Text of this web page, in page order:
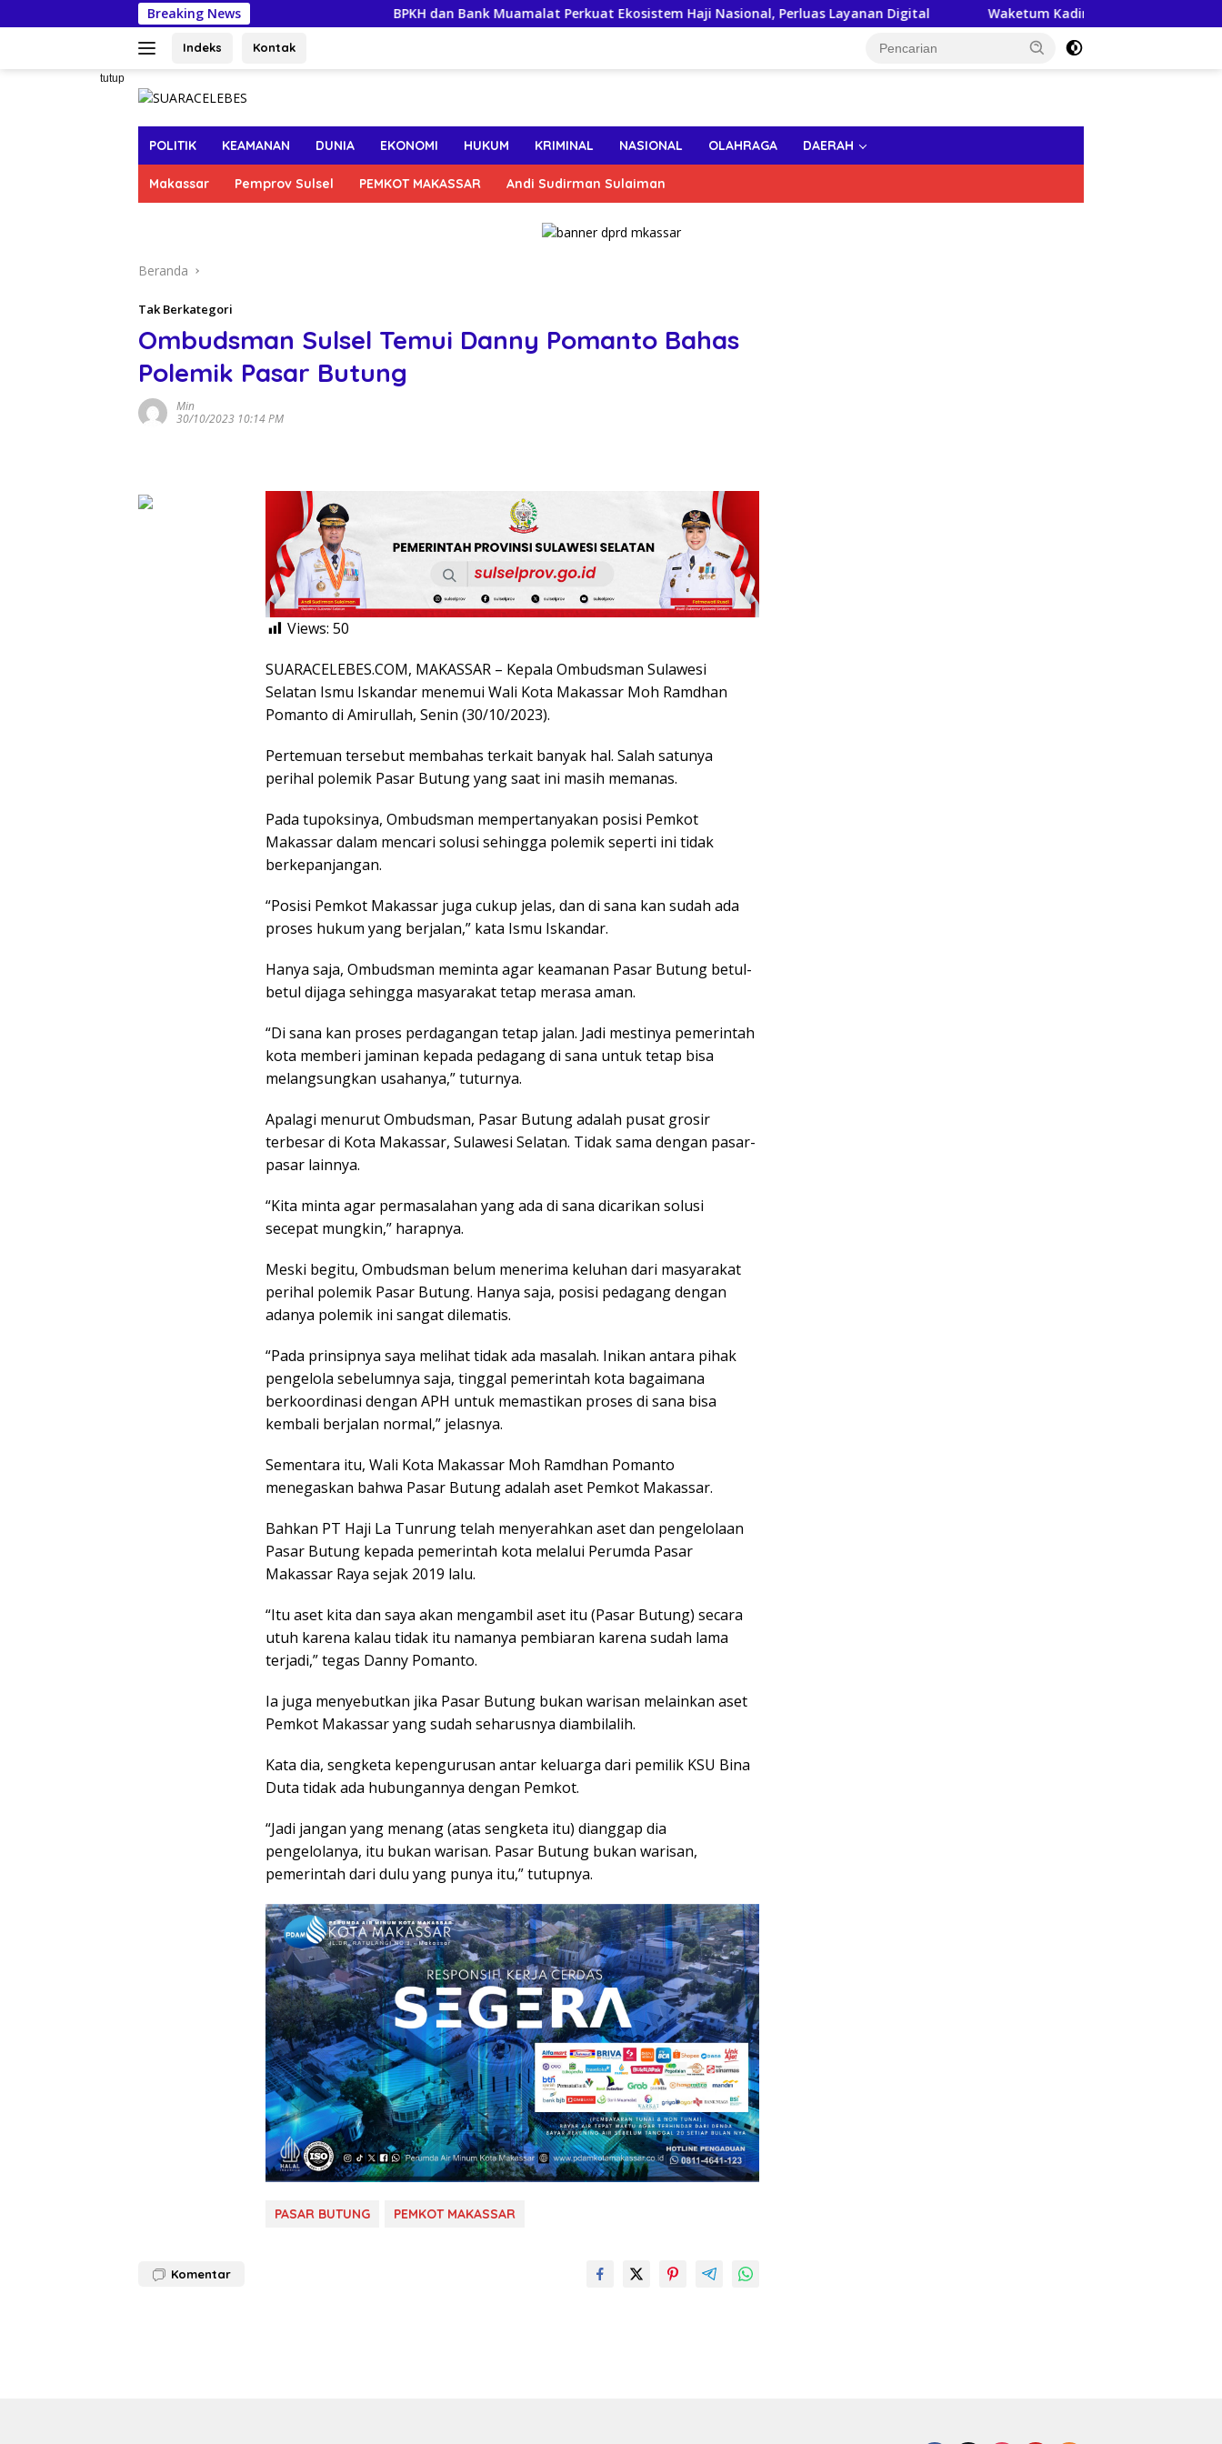
ke
Breaking News BPKH dan Bank Muamalat Perkuat Ekosistem Haji Nasional, Perluas Layanan Digital Waketum Kadin Indonesia, Andi Yuslim
Indeks Kontak
tutup
POLITIK KEAMANAN DUNIA EKONOMI HUKUM KRIMINAL NASIONAL OLAHRAGA DAERAH
Makassar Pemprov Sulsel PEMKOT MAKASSAR Andi Sudirman Sulaiman
Beranda
Tak Berkategori
Ombudsman Sulsel Temui Danny Pomanto Bahas
Polemik Pasar Butung
Min
30/10/2023 10:14 PM
Views: 50
SUARACELEBES.COM, MAKASSAR – Kepala Ombudsman Sulawesi
Selatan Ismu Iskandar menemui Wali Kota Makassar Moh Ramdhan
Pomanto di Amirullah, Senin (30/10/2023).
Pertemuan tersebut membahas terkait banyak hal. Salah satunya
perihal polemik Pasar Butung yang saat ini masih memanas.
Pada tupoksinya, Ombudsman mempertanyakan posisi Pemkot
Makassar dalam mencari solusi sehingga polemik seperti ini tidak
berkepanjangan.
“Posisi Pemkot Makassar juga cukup jelas, dan di sana kan sudah ada
proses hukum yang berjalan,” kata Ismu Iskandar.
Hanya saja, Ombudsman meminta agar keamanan Pasar Butung betul-
betul dijaga sehingga masyarakat tetap merasa aman.
“Di sana kan proses perdagangan tetap jalan. Jadi mestinya pemerintah
kota memberi jaminan kepada pedagang di sana untuk tetap bisa
melangsungkan usahanya,” tuturnya.
Apalagi menurut Ombudsman, Pasar Butung adalah pusat grosir
terbesar di Kota Makassar, Sulawesi Selatan. Tidak sama dengan pasar-
pasar lainnya.
“Kita minta agar permasalahan yang ada di sana dicarikan solusi
secepat mungkin,” harapnya.
Meski begitu, Ombudsman belum menerima keluhan dari masyarakat
perihal polemik Pasar Butung. Hanya saja, posisi pedagang dengan
adanya polemik ini sangat dilematis.
“Pada prinsipnya saya melihat tidak ada masalah. Inikan antara pihak
pengelola sebelumnya saja, tinggal pemerintah kota bagaimana
berkoordinasi dengan APH untuk memastikan proses di sana bisa
kembali berjalan normal,” jelasnya.
Sementara itu, Wali Kota Makassar Moh Ramdhan Pomanto
menegaskan bahwa Pasar Butung adalah aset Pemkot Makassar.
Bahkan PT Haji La Tunrung telah menyerahkan aset dan pengelolaan
Pasar Butung kepada pemerintah kota melalui Perumda Pasar
Makassar Raya sejak 2019 lalu.
“Itu aset kita dan saya akan mengambil aset itu (Pasar Butung) secara
utuh karena kalau tidak itu namanya pembiaran karena sudah lama
terjadi,” tegas Danny Pomanto.
Ia juga menyebutkan jika Pasar Butung bukan warisan melainkan aset
Pemkot Makassar yang sudah seharusnya diambilalih.
Kata dia, sengketa kepengurusan antar keluarga dari pemilik KSU Bina
Duta tidak ada hubungannya dengan Pemkot.
“Jadi jangan yang menang (atas sengketa itu) dianggap dia
pengelolanya, itu bukan warisan. Pasar Butung bukan warisan,
pemerintah dari dulu yang punya itu,” tutupnya.
PASAR BUTUNG PEMKOT MAKASSAR
Komentar